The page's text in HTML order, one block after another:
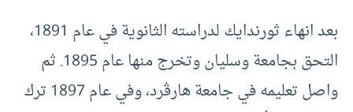
بعد انهاء ثورندايك لدراسته الثانوية في عام 1891،
التحق بجامعة وسليان وتخرج منها عام 1895. ثم
واصل تعليمه في جامعة هارڤرد، وفي عام 1897 ترك